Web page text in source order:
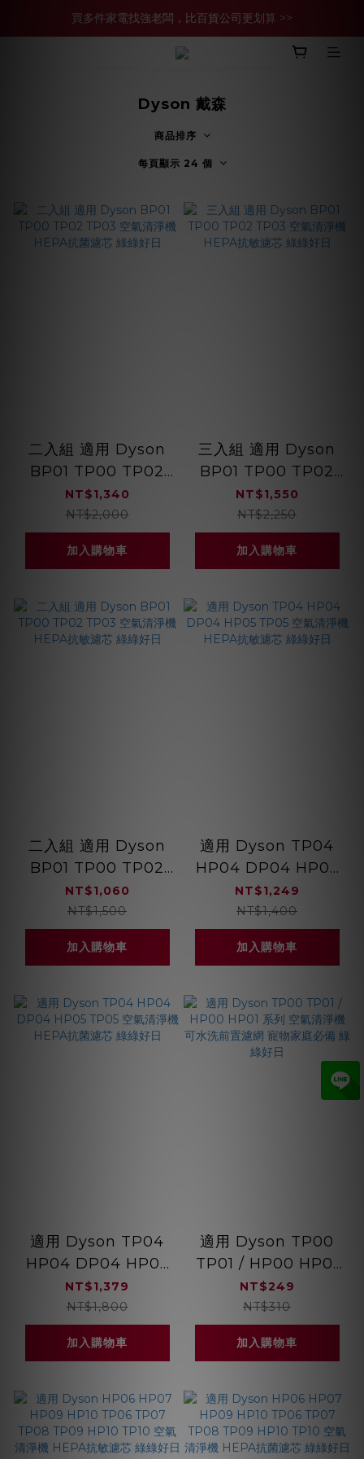
買多件家電找強老闆，比百貨公司更划算 >>
買多件家電找強老闆，比百貨公司更划算 >>
官網現金轉帳優惠 結帳輸【YHH02】再享2%優惠
Dyson 戴森
商品排序
每頁顯示 24 個
二入組 適用 Dyson
BP01 TP00 TP02
TP03 空氣清淨機
HEPA抗菌濾芯 綠綠
好日
NT$1,340
NT$2,000
加入購物車
三入組 適用 Dyson
BP01 TP00 TP02
TP03 空氣清淨機
HEPA抗敏濾芯 綠綠
好日
NT$1,550
NT$2,250
加入購物車
二入組 適用 Dyson
BP01 TP00 TP02
TP03 空氣清淨機
HEPA抗敏濾芯 綠綠
好日
NT$1,060
NT$1,500
加入購物車
適用 Dyson TP04
HP04 DP04 HP05
TP05 空氣清淨機
HEPA抗敏濾芯 綠綠
好日
NT$1,249
NT$1,400
加入購物車
適用 Dyson TP04
HP04 DP04 HP05
TP05 空氣清淨機
HEPA抗菌濾芯 綠綠
好日
NT$1,379
NT$1,800
加入購物車
適用 Dyson TP00
TP01 / HP00 HP01
系列 空氣清淨機 可水
洗前置濾網 寵物家庭
必備 綠綠好日
NT$249
NT$310
加入購物車